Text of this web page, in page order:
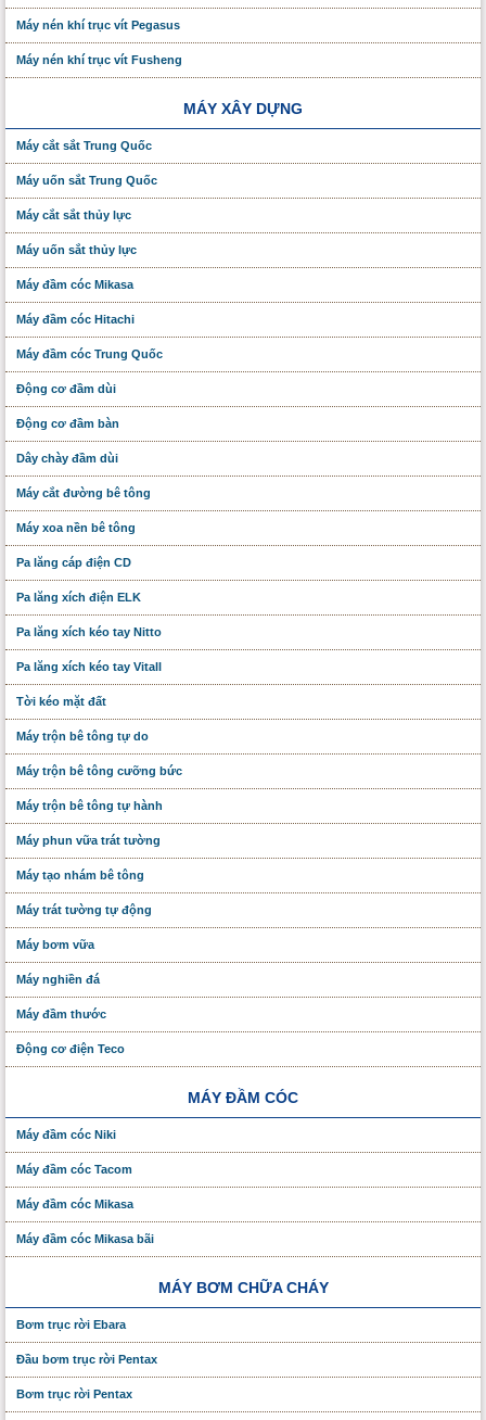
Máy nén khí trục vít Pegasus
Máy nén khí trục vít Fusheng
MÁY XÂY DỰNG
Máy cắt sắt Trung Quốc
Máy uốn sắt Trung Quốc
Máy cắt sắt thủy lực
Máy uốn sắt thủy lực
Máy đầm cóc Mikasa
Máy đầm cóc Hitachi
Máy đầm cóc Trung Quốc
Động cơ đầm dùi
Động cơ đầm bàn
Dây chày đầm dùi
Máy cắt đường bê tông
Máy xoa nền bê tông
Pa lăng cáp điện CD
Pa lăng xích điện ELK
Pa lăng xích kéo tay Nitto
Pa lăng xích kéo tay Vitall
Tời kéo mặt đất
Máy trộn bê tông tự do
Máy trộn bê tông cưỡng bức
Máy trộn bê tông tự hành
Máy phun vữa trát tường
Máy tạo nhám bê tông
Máy trát tường tự động
Máy bơm vữa
Máy nghiền đá
Máy đầm thước
Động cơ điện Teco
MÁY ĐẦM CÓC
Máy đầm cóc Niki
Máy đầm cóc Tacom
Máy đầm cóc Mikasa
Máy đầm cóc Mikasa bãi
MÁY BƠM CHỮA CHÁY
Bơm trục rời Ebara
Đầu bơm trục rời Pentax
Bơm trục rời Pentax